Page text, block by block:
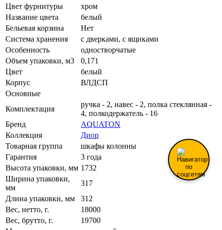
Цвет фурнитуры
хром
Название цвета
белый
Бельевая корзина
Нет
Система хранения
с дверками, с ящиками
Особенность
одностворчатые
Объем упаковки, м3
0,171
Цвет
белый
Корпус
ВЛДСП
Основные
Комплектация
ручка - 2, навес - 2, полка стеклянная -
4, полкодержатель - 16
Бренд
AQUATON
Коллекция
Диор
Товарная группа
шкафы колонны
Гарантия
3 года
Высота упаковки, мм 1732
Ширина упаковки,
мм
317
Длина упаковки, мм
312
Вес, нетто, г.
18000
Вес, брутто, г.
19700